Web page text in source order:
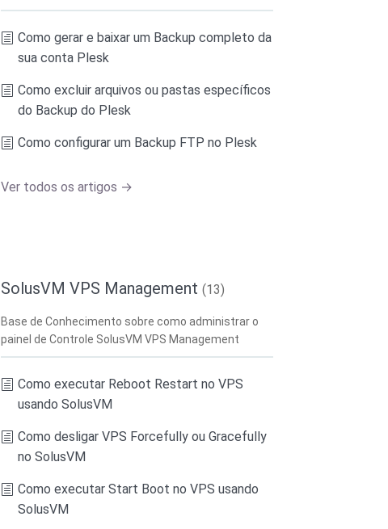
Como gerar e baixar um Backup completo da
sua conta Plesk
Como excluir arquivos ou pastas específicos
do Backup do Plesk
Como configurar um Backup FTP no Plesk
Ver todos os artigos →
SolusVM VPS Management(13)
Base de Conhecimento sobre como administrar o
painel de Controle SolusVM VPS Management
Como executar Reboot Restart no VPS
usando SolusVM
Como desligar VPS Forcefully ou Gracefully
no SolusVM
Como executar Start Boot no VPS usando
SolusVM